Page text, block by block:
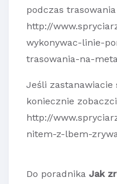
podczas
http://
wykonywac-linie-
trasowania-na-
Jeśli
koniecznie
http://
nitem-z-lbem-
Do poradnika Jak